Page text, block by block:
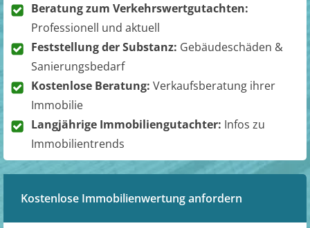
Beratung zum Verkehrswertgutachten:
Professionell und aktuell
Feststellung der Substanz: Gebäudeschäden &
Sanierungsbedarf
Kostenlose Beratung: Verkaufsberatung ihrer
Immobilie
Langjährige Immobiliengutachter: Infos zu
Immobilientrends
Kostenlose Immobilienwertung anfordern